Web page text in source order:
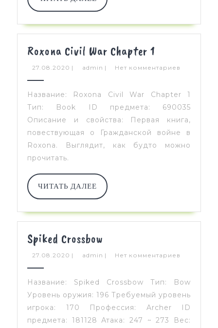
ДАЛЕЕ
Roxona Civil War Chapter 1
Civil
Chapter
27.08.2020 27.08.2020
| admin admin
| Нет комментариев
Название: Roxona Civil War Chapter 1
Тип: Book ID предмета: 690035
Описание и свойства: Первая книга,
повествующая о Гражданской войне в
Roxona. Выглядит, как будто можно
прочитать.
ЧИТАТЬ ДАЛЕЕ ЧИТАТЬ
ДАЛЕЕ
Spiked Crossbow
Crossbow
27.08.2020 27.08.2020
| admin admin
| Нет комментариев
Название: Spiked Crossbow Тип: Bow
Уровень оружия: 196 Требуемый уровень
игрока: 170 Профессия: Archer ID
предмета: 181128 Атака: 247 ~ 273 Вес: